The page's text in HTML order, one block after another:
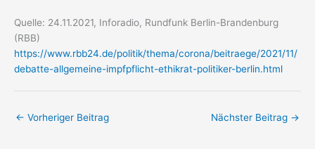
Quelle: 24.11.2021, Inforadio, Rundfunk Berlin-Brandenburg
(RBB)
https://www.rbb24.de/politik/thema/corona/beitraege/2021/11/
debatte-allgemeine-impfpflicht-ethikrat-politiker-berlin.html
← Vorheriger Beitrag Nächster Beitrag →